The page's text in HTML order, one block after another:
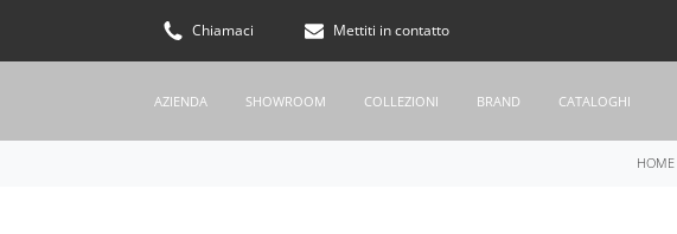
Chiamaci Mettiti in contatto
AZIENDA SHOWROOM COLLEZIONI BRAND CATALOGHI
HOME